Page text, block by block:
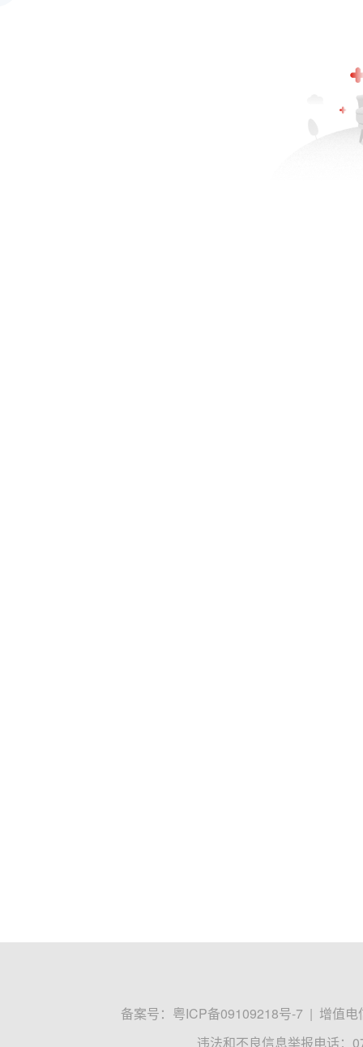
备案号： 粤ICP备09109218号-7 | 增值电
违法和不良信息举报电话：